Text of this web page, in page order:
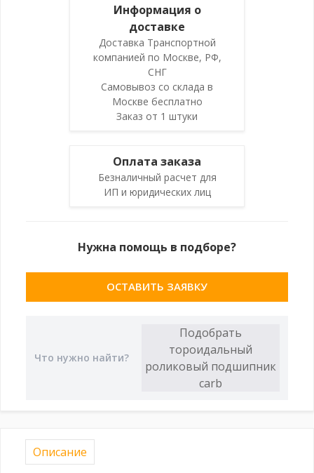
Информация о
доставке
Доставка Транспортной
компанией по Москве, РФ,
СНГ
Самовывоз со склада в
Москве бесплатно
Заказ от 1 штуки
Оплата заказа
Безналичный расчет для
ИП и юридических лиц
Нужна помощь в подборе?
ОСТАВИТЬ ЗАЯВКУ
Описание